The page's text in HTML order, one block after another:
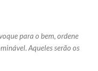
para o bem, ordene
Aqueles serão os